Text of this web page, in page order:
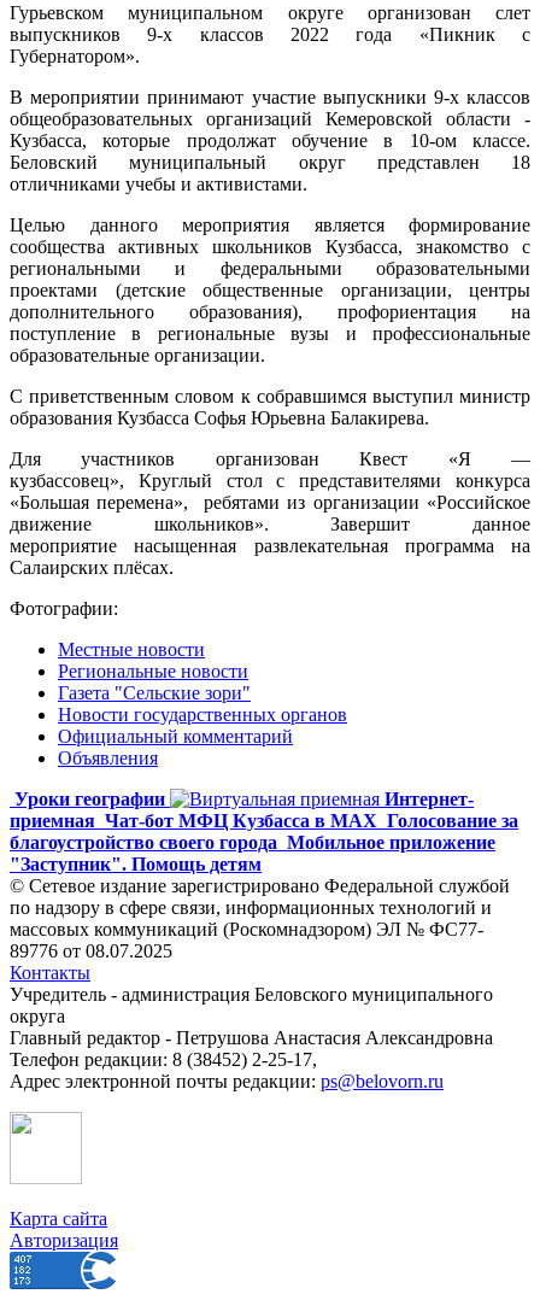
Гурьевском муниципальном округе организован слет
выпускников 9-х классов 2022 года «Пикник с
Губернатором».
В мероприятии принимают участие выпускники 9-х классов
общеобразовательных организаций Кемеровской области -
Кузбасса, которые продолжат обучение в 10-ом классе.
Беловский муниципальный округ представлен 18
отличниками учебы и активистами.
Целью данного мероприятия является формирование
сообщества активных школьников Кузбасса, знакомство с
региональными и федеральными образовательными
проектами (детские общественные организации, центры
дополнительного образования), профориентация на
поступление в региональные вузы и профессиональные
образовательные организации.
С приветственным словом к собравшимся выступил министр
образования Кузбасса Софья Юрьевна Балакирева.
Для участников организован Квест «Я —
кузбассовец», Кpуглый стол с представителями конкурса
«Большая перемена», ребятами из организации «Российское
движение школьников». Завершит данное
мероприятие насыщенная развлекательная программа на
Салаирских плёсах.
Фотографии:
Местные новости
Региональные новости
Газета "Сельские зори"
Новости государственных органов
Официальный комментарий
Объявления
Уроки географии
Интернет-
приемная Чат-бот МФЦ Кузбасса в MAX Голосование за
благоустройство своего города Мобильное приложение
"Заступник". Помощь детям
© Сетевое издание зарегистрировано Федеральной службой
по надзору в сфере связи, информационных технологий и
массовых коммуникаций (Роскомнадзором) ЭЛ № ФС77-
89776 от 08.07.2025
Контакты
Учредитель - администрация Беловского муниципального
округа
Главный редактор - Петрушова Анастасия Александровна
Телефон редакции: 8 (38452) 2-25-17,
Адрес электронной почты редакции: ps@belovorn.ru
Карта сайта
Авторизация